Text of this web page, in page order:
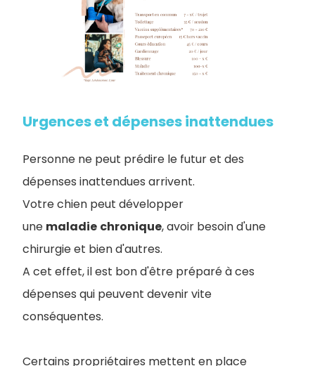
Urgences et dépenses inattendues
Personne ne peut prédire le futur et des
dépenses inattendues arrivent.
Votre chien peut développer
une maladie chronique, avoir besoin d'une
chirurgie et bien d'autres.
A cet effet, il est bon d'être préparé à ces
dépenses qui peuvent devenir vite
conséquentes.
Certains propriétaires mettent en place